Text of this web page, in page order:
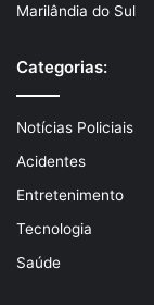
Marilândia do Sul
Categorias:
Notícias Policiais
Acidentes
Entretenimento
Tecnologia
Saúde